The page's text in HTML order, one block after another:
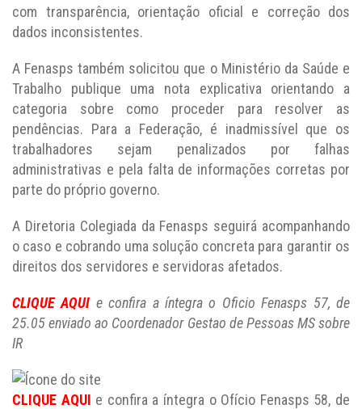
com transparência, orientação oficial e correção dos
dados inconsistentes.
A Fenasps também solicitou que o Ministério da Saúde e
Trabalho publique uma nota explicativa orientando a
categoria sobre como proceder para resolver as
pendências. Para a Federação, é inadmissível que os
trabalhadores sejam penalizados por falhas
administrativas e pela falta de informações corretas por
parte do próprio governo.
A Diretoria Colegiada da Fenasps seguirá acompanhando
o caso e cobrando uma solução concreta para garantir os
direitos dos servidores e servidoras afetados.
CLIQUE AQUI e confira a íntegra o Oficio Fenasps 57, de
25.05 enviado ao Coordenador Gestao de Pessoas MS sobre
IR
CLIQUE AQUI e confira a íntegra o Ofício Fenasps 58, de